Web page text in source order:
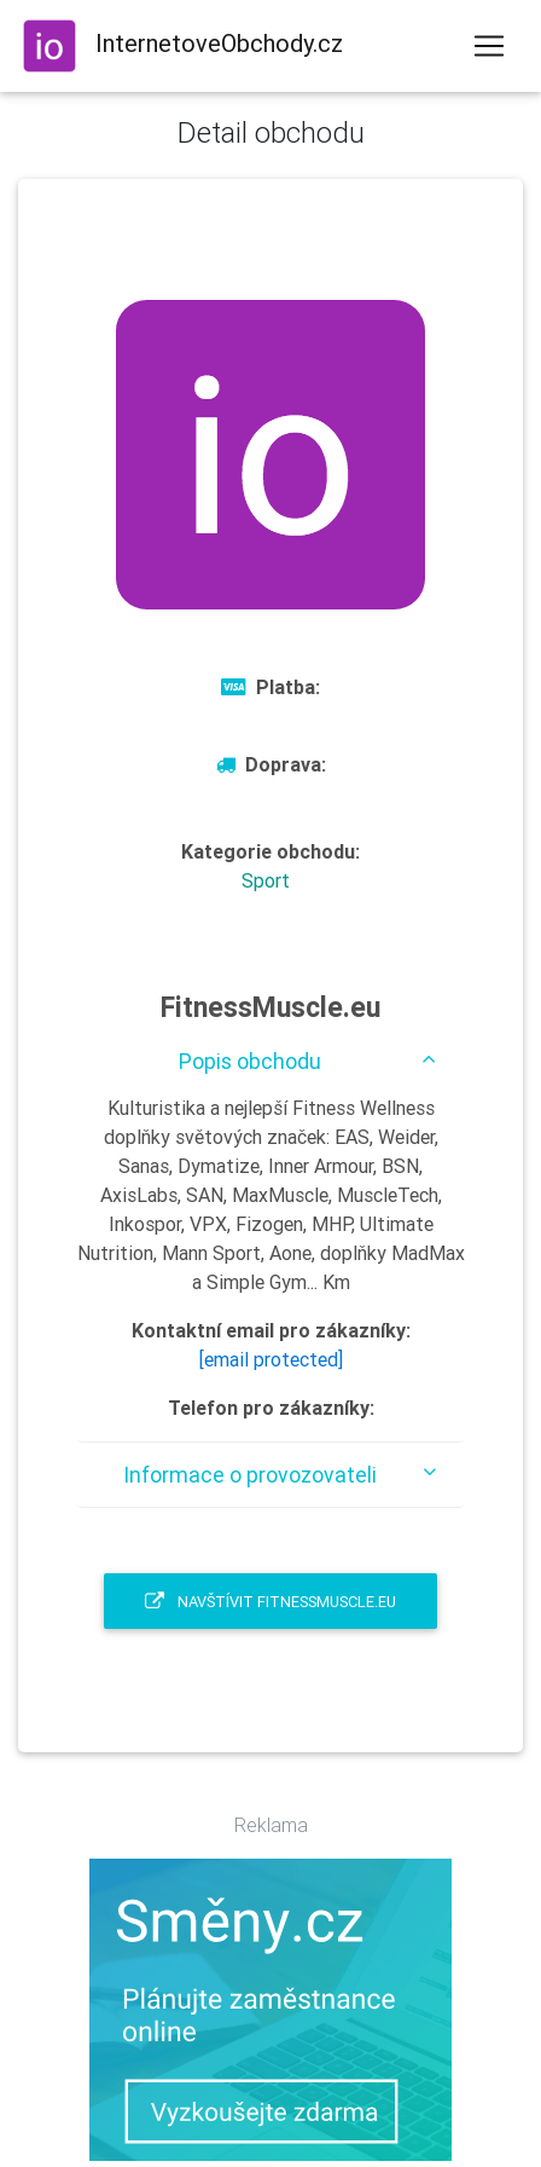
InternetoveObchody.cz
Detail obchodu
Platba:
Doprava:
Kategorie obchodu:
Sport
FitnessMuscle.eu
Popis obchodu
Kulturistika a nejlepší Fitness Wellness
doplňky světových značek: EAS, Weider,
Sanas, Dymatize, Inner Armour, BSN,
AxisLabs, SAN, MaxMuscle, MuscleTech,
Inkospor, VPX, Fizogen, MHP, Ultimate
Nutrition, Mann Sport, Aone, doplňky MadMax
a Simple Gym... Km
Kontaktní email pro zákazníky:
[email protected]
Telefon pro zákazníky:
Informace o provozovateli
NAVŠTÍVIT FITNESSMUSCLE.EU
Reklama